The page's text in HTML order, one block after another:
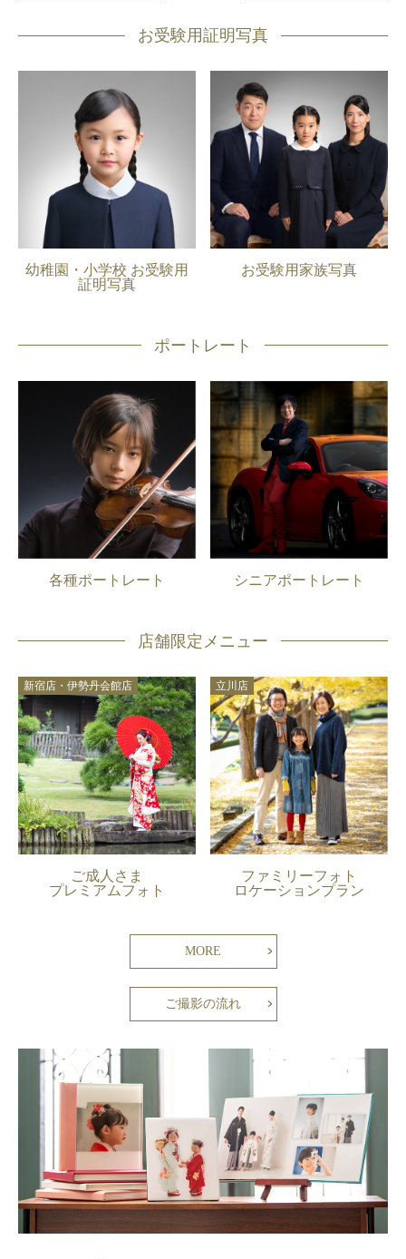
お受験用証明写真
幼稚園・小学校 お受験用
証明写真
お受験用家族写真
ポートレート
各種ポートレート シニアポートレート
店舗限定メニュー
ご成人さま
プレミアムフォト
新宿店・伊勢丹会館店
ファミリーフォト
ロケーションプラン
立川店
MORE
ご撮影の流れ